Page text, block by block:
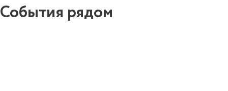
События рядом